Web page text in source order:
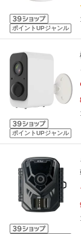
ポイントUPジャンル
ポイントUPジャンル